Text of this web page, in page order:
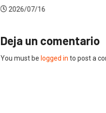
2026/07/16
Deja un comentario
You must be logged in to post a